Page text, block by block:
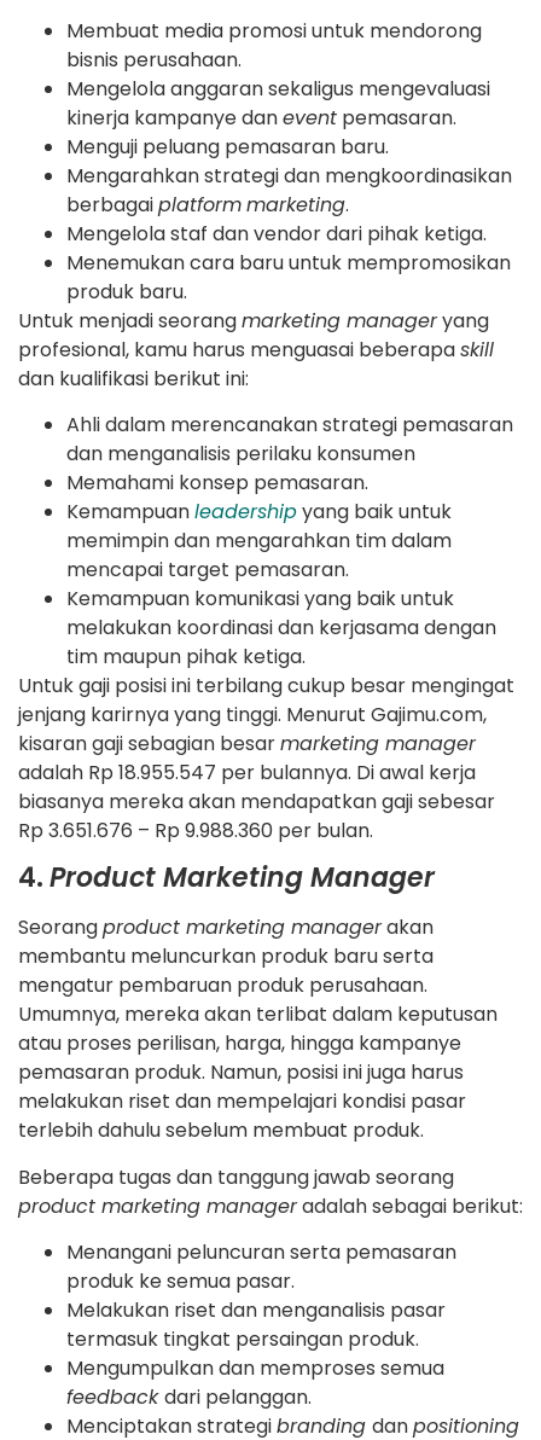
Membuat media promosi untuk mendorong
bisnis perusahaan.
Mengelola anggaran sekaligus mengevaluasi
kinerja kampanye danevent pemasaran.
Menguji peluang pemasaran baru.
Mengarahkan strategi dan mengkoordinasikan
berbagaiplatformmarketing.
Mengelola staf dan vendor dari pihak ketiga.
Menemukan cara baru untuk mempromosikan
produk baru.
Untuk menjadi seorangmarketing manageryang
profesional, kamu harus menguasai beberapaskill
dan kualifikasi berikut ini:
Ahli dalam merencanakan strategi pemasaran
dan menganalisis perilaku konsumen
Memahami konsep pemasaran.
Kemampuanleadershipyang baik untuk
memimpin dan mengarahkan tim dalam
mencapai target pemasaran.
Kemampuan komunikasi yang baik untuk
melakukan koordinasi dan kerjasama dengan
tim maupun pihak ketiga.
Untuk gaji posisi ini terbilang cukup besar mengingat
jenjang karirnya yang tinggi. Menurut Gajimu.com,
kisaran gaji sebagian besarmarketing manager
adalah Rp 18.955.547 per bulannya. Di awal kerja
biasanya mereka akan mendapatkan gaji sebesar
Rp 3.651.676 – Rp 9.988.360 per bulan.
4.Product Marketing Manager
Seorangproduct marketing managerakan
membantu meluncurkan produk baru serta
mengatur pembaruan produk perusahaan.
Umumnya, mereka akan terlibat dalam keputusan
atau proses perilisan, harga, hingga kampanye
pemasaran produk. Namun, posisi ini juga harus
melakukan riset dan mempelajari kondisi pasar
terlebih dahulu sebelum membuat produk.
Beberapa tugas dan tanggung jawab seorang
product marketing manageradalah sebagai berikut:
Menangani peluncuran serta pemasaran
produk ke semua pasar.
Melakukan riset dan menganalisis pasar
termasuk tingkat persaingan produk.
Mengumpulkan dan memproses semua
feedbackdari pelanggan.
Menciptakan strategibranding danpositioning